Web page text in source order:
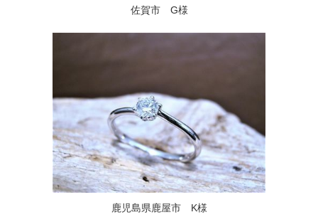
佐賀市 G様
鹿児島県鹿屋市 K様